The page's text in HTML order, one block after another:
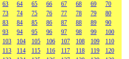
63 64 65 66 67 68 69
70
73 74 75 76 77 78 79
80
83 84 85 86 87 88 89
90
93 94 95 96 97 98 99
100
103 104 105 106 107 108 109
110
113 114 115 116 117 118 119
120